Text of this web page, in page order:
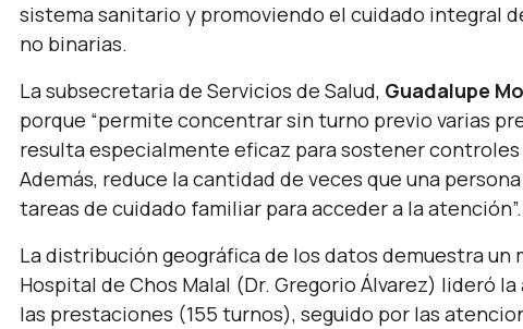
sistema sanitario y promoviendo el cuidado integral
no binarias.
La subsecretaria de Servicios de Salud, Guadalupe
porque “permite concentrar sin turno previo varias
resulta especialmente eficaz para sostener
Además, reduce la cantidad de veces que una
tareas de cuidado familiar para acceder a la atención”.
La distribución geográfica de los datos demuestra
Hospital de Chos Malal (Dr. Gregorio Álvarez) lideró
las prestaciones (155 turnos), seguido por las